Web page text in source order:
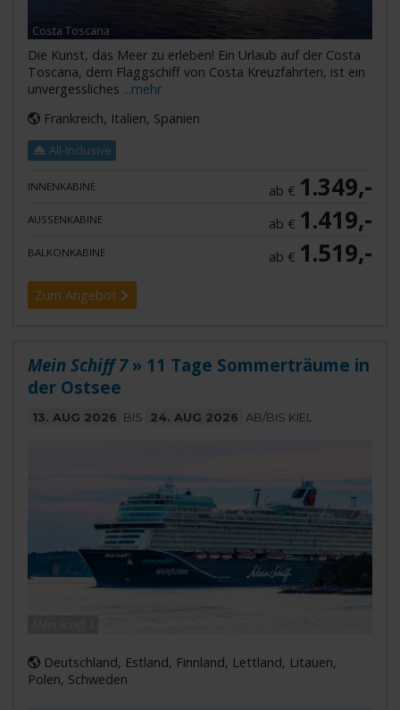
Costa Toscana
Die Kunst, das Meer zu erleben! Ein Urlaub auf der Costa
Toscana, dem Flaggschiff von Costa Kreuzfahrten, ist ein
unvergessliches ...mehr
Frankreich, Italien, Spanien
All-Inclusive
INNENKABINE ab € 1.349,-
AUSSENKABINE ab € 1.419,-
BALKONKABINE ab € 1.519,-
Zum Angebot
Mein Schiff 7» 11 Tage Sommerträume in
der Ostsee
13. AUG 2026 BIS 24. AUG 2026 AB/BIS KIEL
Deutschland, Estland, Finnland, Lettland, Litauen,
Polen, Schweden